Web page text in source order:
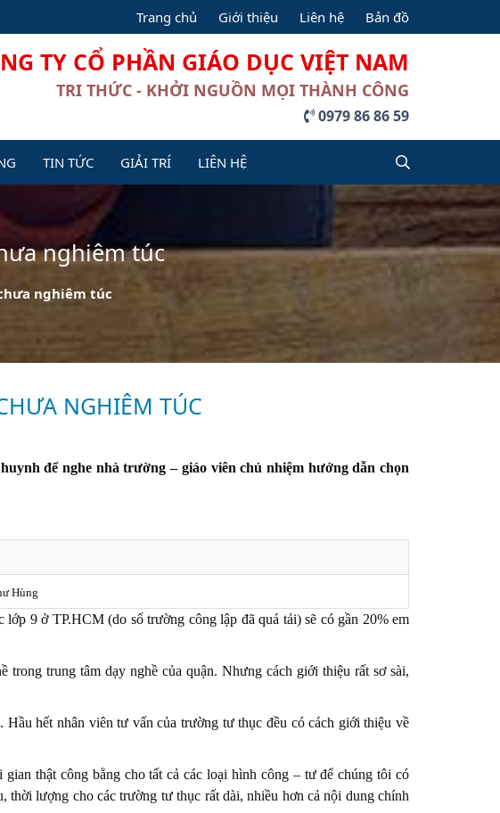
Trang chủ Giới thiệu Liên hệ Bản đồ
TY CỔ PHẦN GIÁO DỤC VIỆT NAM
TRI THỨC - KHỞI NGUỒN MỌI THÀNH CÔNG
0979 86 86 59
TIN TỨC GIẢI TRÍ LIÊN HỆ
nghiêm túc
nghiêm túc
NGHIÊM TÚC
để nghe nhà trường – giáo viên chủ nhiệm hướng dẫn chọn
Hùng
9 ở TP.HCM (do số trường công lập đã quá tải) sẽ có gần 20% em
trung tâm dạy nghề của quận. Nhưng cách giới thiệu rất sơ sài,
hết nhân viên tư vấn của trường tư thục đều có cách giới thiệu về
thật công bằng cho tất cả các loại hình công – tư để chúng tôi có
lượng cho các trường tư thục rất dài, nhiều hơn cả nội dung chính